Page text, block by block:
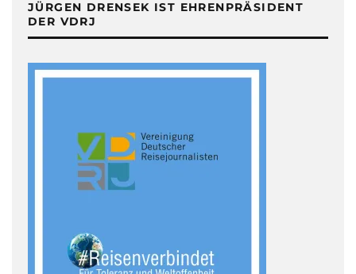
JÜRGEN DRENSEK IST EHRENPRÄSIDENT
DER VDRJ